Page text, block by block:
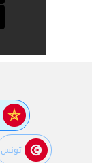
تونس